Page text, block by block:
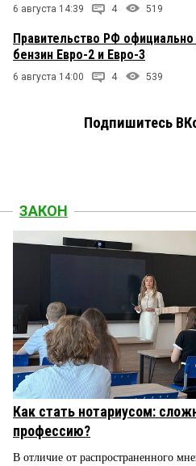
6 августа 14:39 4 519
Правительство РФ
бензин Евро-2 и Евро-3
6 августа 14:00 4 539
Подпишитесь
ЗАКОН
Как стать нотариусом:
профессию?
В отличие от распространенного